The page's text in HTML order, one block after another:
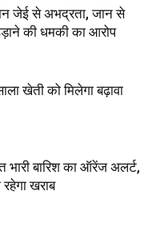
जेई से अभद्रता, जान से
की धमकी का आरोप
खेती को मिलेगा बढ़ावा
भारी बारिश का ऑरेंज अलर्ट,
खराब